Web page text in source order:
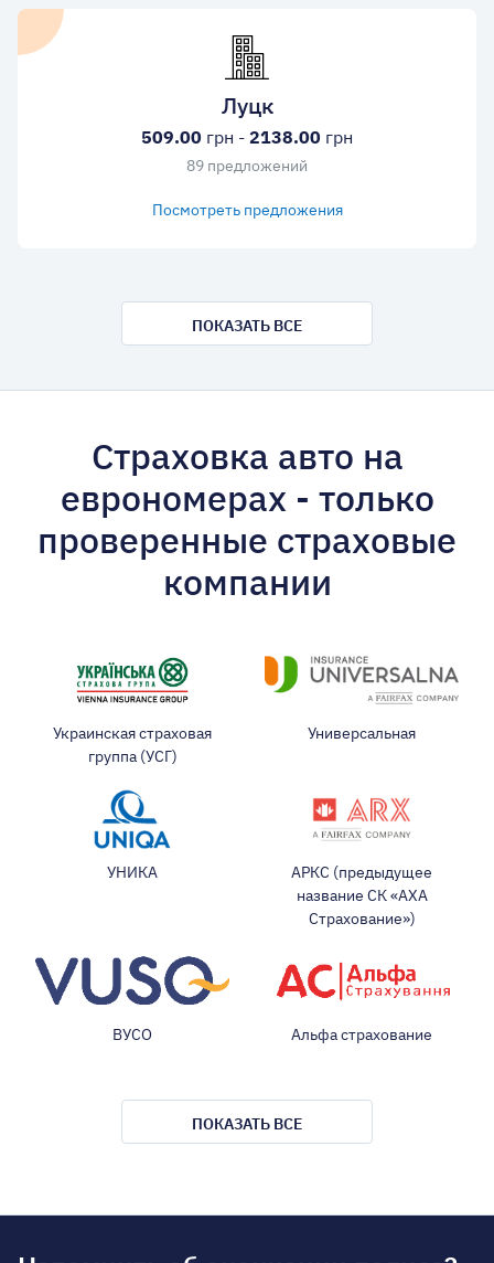
Луцк
509.00 грн - 2138.00 грн
89 предложений
Посмотреть предложения
ПОКАЗАТЬ ВСЕ
Страховка авто на
еврономерах - только
проверенные страховые
компании
Украинская страховая
группа (УСГ)
Универсальная
УНИКА
АРКС (предыдущее
название СК «АХА
Страхование»)
ВУСО Альфа страхование
ПОКАЗАТЬ ВСЕ